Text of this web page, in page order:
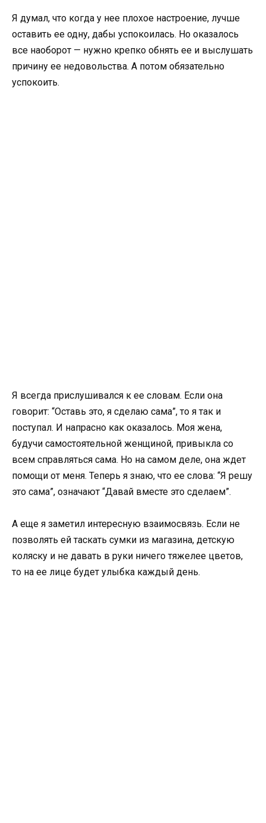
Я думал, что когда у нее плохое настроение, лучше
оставить ее одну, дабы успокоилась. Но оказалось
все наоборот — нужно крепко обнять ее и выслушать
причину ее недовольства. А потом обязательно
успокоить.
Я всегда прислушивался к ее словам. Если она
говорит: “Оставь это, я сделаю сама”, то я так и
поступал. И напрасно как оказалось. Моя жена,
будучи самостоятельной женщиной, привыкла со
всем справляться сама. Но на самом деле, она ждет
помощи от меня. Теперь я знаю, что ее слова: “Я решу
это сама”, означают “Давай вместе это сделаем”.
А еще я заметил интересную взаимосвязь. Если не
позволять ей таскать сумки из магазина, детскую
коляску и не давать в руки ничего тяжелее цветов,
то на ее лице будет улыбка каждый день.